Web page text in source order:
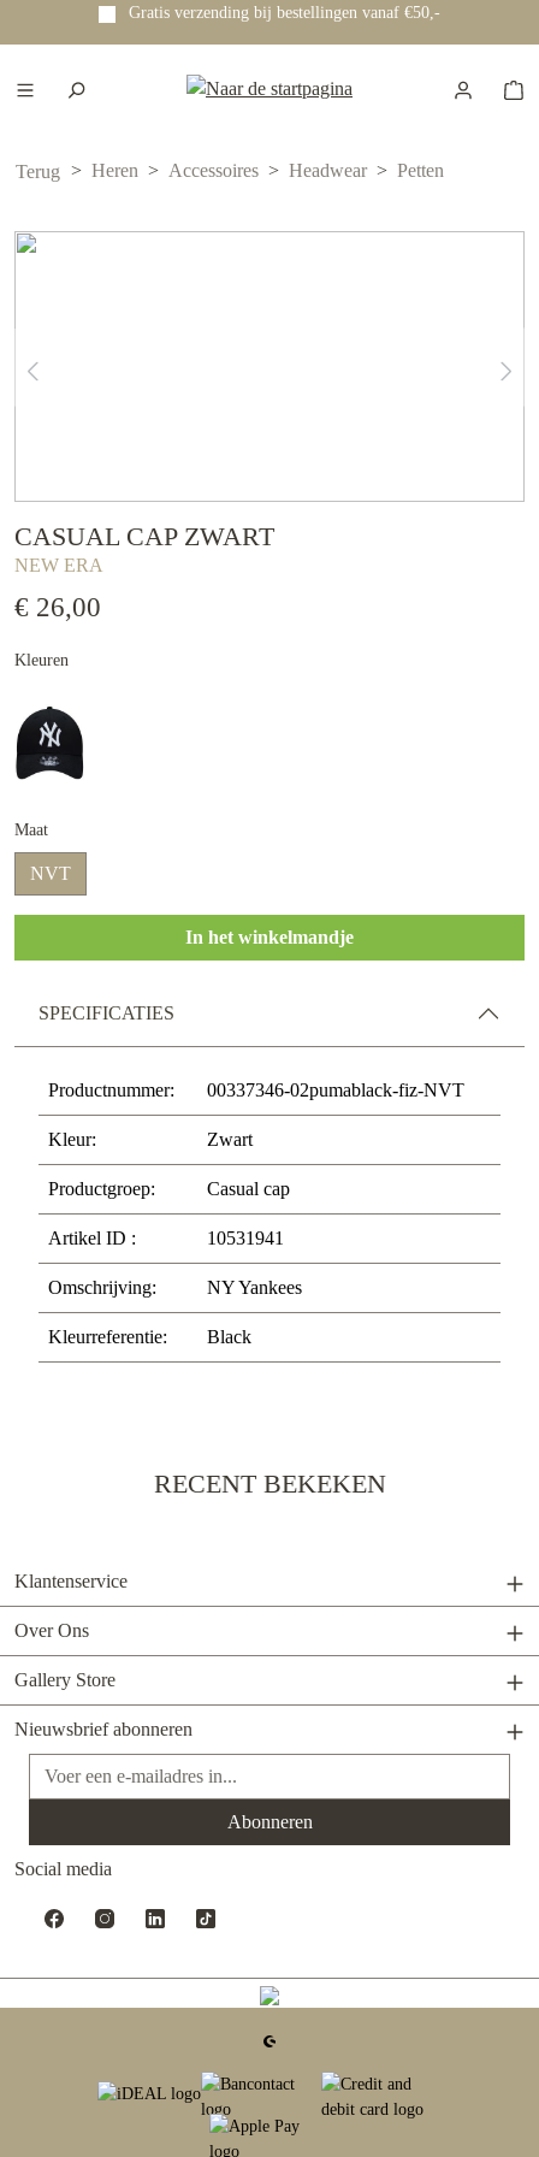
hoofdinhoud
Gratis verzending bij bestellingen vanaf €50,-
Terug Heren Accessoires Headwear Petten
CASUAL CAP ZWART
NEW ERA
€ 26,00
Kleuren
Maat
NVT
In het winkelmandje
SPECIFICATIES
Productnummer: 00337346-02pumablack-fiz-NVT
Kleur: Zwart
Productgroep: Casual cap
Artikel ID : 10531941
Omschrijving: NY Yankees
Kleurreferentie: Black
RECENT BEKEKEN
Klantenservice
Over Ons
Gallery Store
Nieuwsbrief abonneren
E-mailadres*
Abonneren
Social media